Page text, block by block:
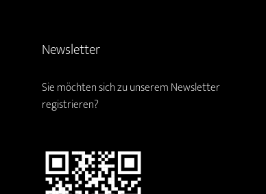
Newsletter
Sie möchten sich zu unserem Newsletter
registrieren?